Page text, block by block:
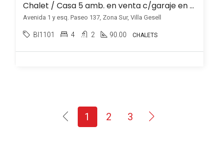
Chalet / Casa 5 amb. en venta c/garaje en Zona Sur, a mts del mar, Villa Gesell
Avenida 1 y esq. Paseo 137, Zona Sur, Villa Gesell
BI1101 4 2 90.00 CHALETS
1 2 3